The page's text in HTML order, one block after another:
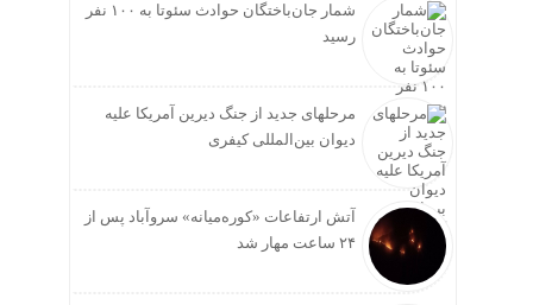
شمار جان‌باختگان حوادث سئوتا به ۱۰۰ نفر
رسید
مرحله‎ای جدید از جنگ دیرین آمریکا علیه
دیوان بین‌المللی کیفری
آتش ارتفاعات «کوره‌میانه» سروآباد پس از
۲۴ ساعت مهار شد